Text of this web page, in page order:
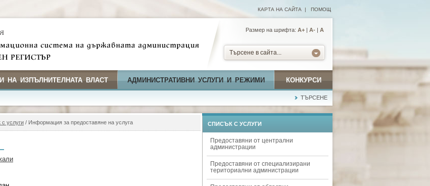
КАРТА НА САЙТА | ПОМОЩ
Размер на шрифта: А+ | A- | A
Търсене в сайта...
НА ИЗПЪЛНИТЕЛНАТА ВЛАСТ АДМИНИСТРАТИВНИ УСЛУГИ И РЕЖИМИ КОНКУРСИ
ТЪРСЕНЕ
услуги / Информация за предоставяне на услуга СПИСЪК С УСЛУГИ
Предоставяни от централни
администрации
Предоставяни от специализирани
териториални администрации